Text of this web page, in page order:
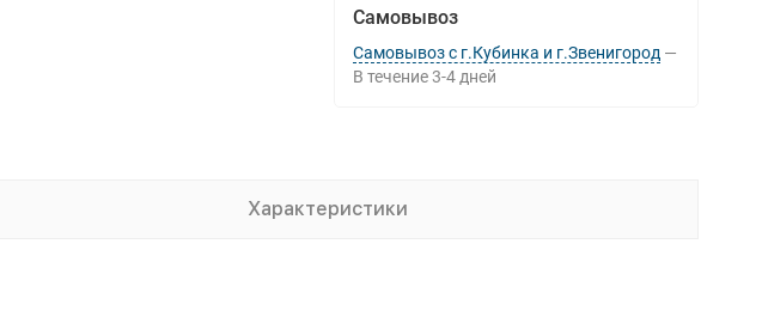
Самовывоз
Самовывоз с г.Кубинка и г.Звенигород
В течение 3-4 дней
Характеристики